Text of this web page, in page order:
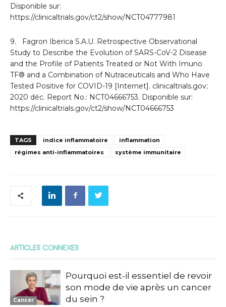
Disponible sur:
https://clinicaltrials.gov/ct2/show/NCT04777981
9. Fagron Iberica S.A.U. Retrospective Observational
Study to Describe the Evolution of SARS-CoV-2 Disease
and the Profile of Patients Treated or Not With Imuno
TF® and a Combination of Nutraceuticals and Who Have
Tested Positive for COVID-19 [Internet]. clinicaltrials.gov;
2020 déc. Report No.: NCT04666753. Disponible sur:
https://clinicaltrials.gov/ct2/show/NCT04666753
TAGS indice inflammatoire
inflammation
régimes anti-inflammatoires
système immunitaire
ARTICLES CONNEXES
Cancer
Pourquoi est-il essentiel de revoir
son mode de vie après un cancer
du sein ?